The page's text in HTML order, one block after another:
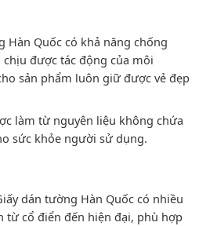
Hàn Quốc có khả năng chống
được tác động của môi
sản phẩm luôn giữ được vẻ đẹp
làm từ nguyên liệu không chứa
sức khỏe người sử dụng.
dán tường Hàn Quốc có nhiều
từ cổ điển đến hiện đại, phù hợp